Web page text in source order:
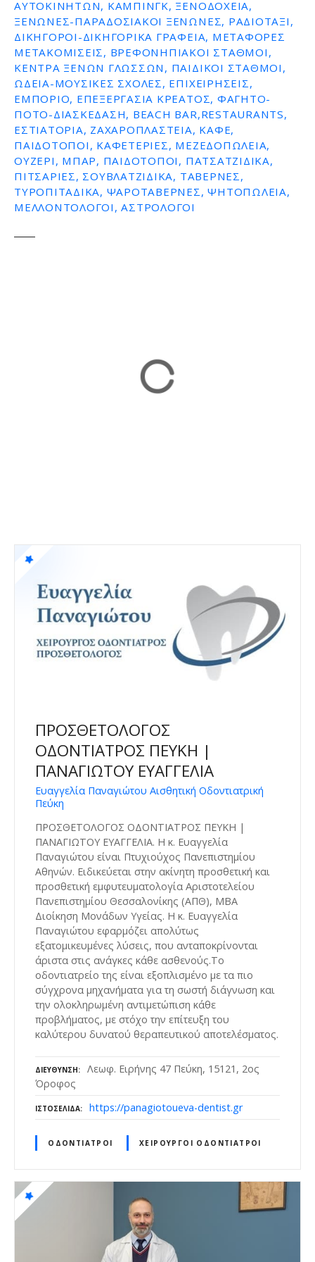
ΑΥΤΟΚΙΝΉΤΩΝ, ΚΆΜΠΙΝΓΚ, ΞΕΝΟΔΟΧΕΊΑ,
ΞΕΝΏΝΕΣ-ΠΑΡΑΔΟΣΙΑΚΟΊ ΞΕΝΏΝΕΣ, ΡΑΔΙΟΤΑΞΊ,
ΔΙΚΗΓΌΡΟΙ-ΔΙΚΗΓΟΡΙΚΆ ΓΡΑΦΕΊΑ, ΜΕΤΑΦΟΡΈΣ
ΜΕΤΑΚΟΜΊΣΕΙΣ, ΒΡΕΦΟΝΗΠΙΑΚΟΊ ΣΤΑΘΜΟΊ,
ΚΈΝΤΡΑ ΞΈΝΩΝ ΓΛΩΣΣΏΝ, ΠΑΙΔΙΚΟΊ ΣΤΑΘΜΟΊ,
ΩΔΕΊΑ-ΜΟΥΣΙΚΈΣ ΣΧΟΛΈΣ, ΕΠΙΧΕΙΡΉΣΕΙΣ,
ΕΜΠΌΡΙΟ, ΕΠΕΞΕΡΓΑΣΊΑ ΚΡΈΑΤΟΣ, ΦΑΓΗΤΌ-
ΠΟΤΌ-ΔΙΑΣΚΈΔΑΣΗ, BEACH BAR,RESTAURANTS,
ΕΣΤΙΑΤΌΡΙΑ, ΖΑΧΑΡΟΠΛΑΣΤΕΊΑ, ΚΑΦΈ,
ΠΑΙΔΌΤΟΠΟΙ, ΚΑΦΕΤΈΡΙΕΣ, ΜΕΖΕΔΟΠΩΛΕΊΑ,
ΟΥΖΕΡΊ, ΜΠΑΡ, ΠΑΙΔΌΤΟΠΟΙ, ΠΑΤΣΑΤΖΊΔΙΚΑ,
ΠΙΤΣΑΡΊΕΣ, ΣΟΥΒΛΑΤΖΊΔΙΚΑ, ΤΑΒΈΡΝΕΣ,
ΤΥΡΟΠΙΤΆΔΙΚΑ, ΨΑΡΟΤΑΒΈΡΝΕΣ, ΨΗΤΟΠΩΛΕΊΑ,
ΜΕΛΛΟΝΤΟΛΟΓΟΙ, ΑΣΤΡΟΛΌΓΟΙ
ΠΡΟΣΘΕΤΟΛΟΓΟΣ
ΟΔΟΝΤΙΑΤΡΟΣ ΠΕΥΚΗ |
ΠΑΝΑΓΙΩΤΟΥ ΕΥΑΓΓΕΛΙΑ
Ευαγγελία Παναγιώτου Αισθητική Οδοντιατρική
Πεύκη
ΠΡΟΣΘΕΤΟΛΟΓΟΣ ΟΔΟΝΤΙΑΤΡΟΣ ΠΕΥΚΗ |
ΠΑΝΑΓΙΩΤΟΥ ΕΥΑΓΓΕΛΙΑ. Η κ. Ευαγγελία
Παναγιώτου είναι Πτυχιούχος Πανεπιστημίου
Αθηνών. Ειδικεύεται στην ακίνητη προσθετική και
προσθετική εμφυτευματολογία Αριστοτελείου
Πανεπιστημίου Θεσσαλονίκης (ΑΠΘ), MBA
Διοίκηση Μονάδων Υγείας. Η κ. Ευαγγελία
Παναγιώτου εφαρμόζει απολύτως
εξατομικευμένες λύσεις, που ανταποκρίνονται
άριστα στις ανάγκες κάθε ασθενούς.​​Το
οδοντιατρείο της είναι εξοπλισμένο με τα πιο
σύγχρονα μηχανήματα για τη σωστή διάγνωση και
την ολοκληρωμένη αντιμετώπιση κάθε
προβλήματος, με στόχο την επίτευξη του
καλύτερου δυνατού θεραπευτικού αποτελέσματος.
ΔΙΕΎΘΥΝΣΗ
Λεωφ. Ειρήνης 47 Πεύκη, 15121, 2ος
Όροφος
ΙΣΤΟΣΕΛΊΔΑ https://panagiotoueva-dentist.gr
ΟΔΟΝΤΊΑΤΡΟΙ ΧΕΙΡΟΥΡΓΟΊ ΟΔΟΝΤΊΑΤΡΟΙ